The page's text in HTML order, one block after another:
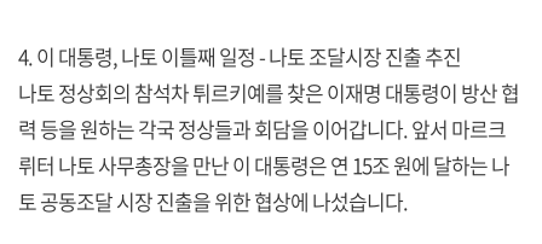
4. 이 대통령, 나토 이틀째 일정 - 나토 조달시장 진출 추진
나토 정상회의 참석차 튀르키예를 찾은 이재명 대통령이 방산 협
력 등을 원하는 각국 정상들과 회담을 이어갑니다. 앞서 마르크
뤼터 나토 사무총장을 만난 이 대통령은 연 15조 원에 달하는 나
토 공동조달 시장 진출을 위한 협상에 나섰습니다.